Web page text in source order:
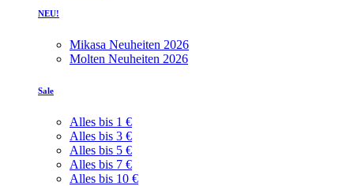
NEU!
Mikasa Neuheiten 2026
Molten Neuheiten 2026
Sale
Alles bis 1 €
Alles bis 3 €
Alles bis 5 €
Alles bis 7 €
Alles bis 10 €